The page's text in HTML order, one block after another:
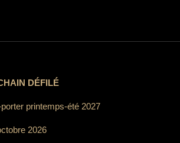
DÉFILÉ
printemps-été 2027
2026